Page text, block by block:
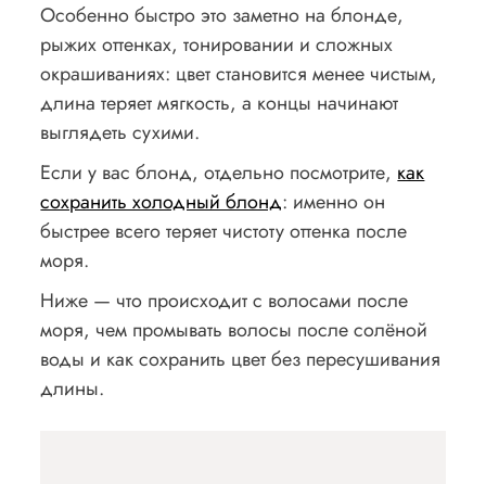
Особенно быстро это заметно на блонде,
рыжих оттенках, тонировании и сложных
окрашиваниях: цвет становится менее чистым,
длина теряет мягкость, а концы начинают
выглядеть сухими.
Если у вас блонд, отдельно посмотрите, как
сохранить холодный блонд: именно он
быстрее всего теряет чистоту оттенка после
моря.
Ниже — что происходит с волосами после
моря, чем промывать волосы после солёной
воды и как сохранить цвет без пересушивания
длины.